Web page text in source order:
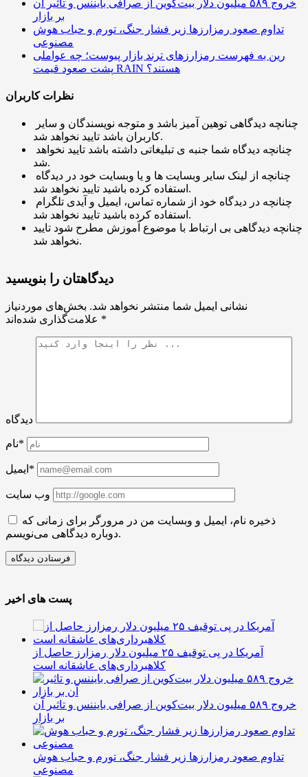
خروج ۵۸۹ میلیون دلار بیت‌کوین از صرافی بایننس و تاثیر آن
بر بازار
تداوم صعود رمزارزها زیر فشار جنگ، تورم و حباب هوش
مصنوعی
رین به فهرست رمزارزهای ترند بازار پیوست؛ چه عواملی
پشت صعود قیمت RAIN هستند؟
نظرات کاربران
کاربران باشد تایید نخواهد شد.
شد.
استفاده کرده باشید تایید نخواهد شد.
استفاده کرده باشید تایید نخواهد شد.
چنانچه دیدگاهی بی ارتباط با موضوع آموزش مطرح شود تایید
نخواهد شد.
دیدگاهتان را بنویسید
نشانی ایمیل شما منتشر نخواهد شد. بخش‌های موردنیاز
*
دیدگاه
نام*
ایمیل*
وب سایت
ذخیره نام، ایمیل و وبسایت من در مرورگر برای زمانی که
دوباره دیدگاهی می‌نویسم.
پست های اخیر
آمریکا در پی توقیف ۲۵ میلیون دلار رمزارز حاصل از
کلاهبرداری‌های عاشقانه است
خروج ۵۸۹ میلیون دلار بیت‌کوین از صرافی بایننس و تاثیر آن
بر بازار
تداوم صعود رمزارزها زیر فشار جنگ، تورم و حباب هوش
مصنوعی